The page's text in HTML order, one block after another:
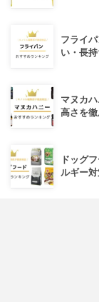
フライ
い・長
マヌカ
高さを
ドッグ
ルギー